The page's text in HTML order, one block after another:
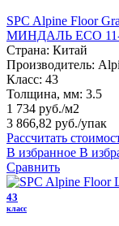
SPC Alpine Floor
МИНДАЛЬ ЕСО 11-
Страна: Китай
Производитель:
Класс: 43
Толщина, мм: 3.5
1 734 руб./м2
3 866,82 руб./упак
Рассчитать
В избранное В
Сравнить
43
класс